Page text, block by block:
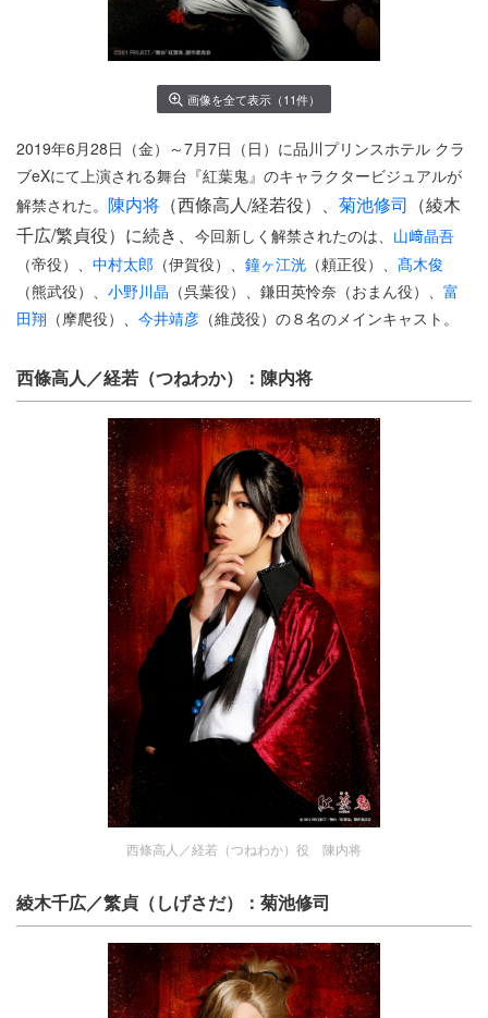
画像を全て表示（11件）
2019年6月28日（金）～7月7日（日）に品川プリンスホテル クラ
ブeXにて上演される舞台『紅葉鬼』のキャラクタービジュアルが
解禁された。 陳内将 （西條高人/経若役）、 菊池修司 （綾木
千広/繁貞役）に続き、 今回新しく解禁されたのは、 山﨑晶吾
（帝役）、 中村太郎 （伊賀役）、 鐘ヶ江洸 （頼正役）、 髙木俊
（熊武役）、 小野川晶 （呉葉役）、鎌田英怜奈（おまん役）、 富
田翔 （摩爬役）、 今井靖彦 （維茂役）の８名のメインキャスト。
西條高人／経若（つねわか）：陳内将
西條高人／経若（つねわか）役 陳内将
綾木千広／繁貞（しげさだ）：菊池修司